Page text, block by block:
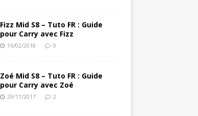
Fizz Mid S8 – Tuto FR : Guide
pour Carry avec Fizz
16/02/2018 0
Zoé Mid S8 – Tuto FR : Guide
pour Carry avec Zoé
29/11/2017 2